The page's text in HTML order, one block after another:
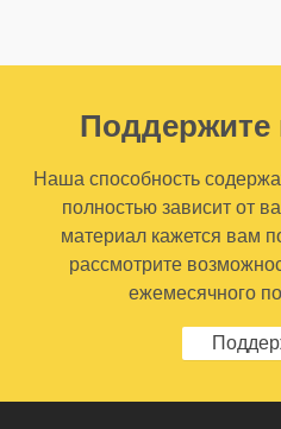
Поддержите
Наша способность
полностью зависит от
материал кажется вам
рассмотрите
ежемесячного